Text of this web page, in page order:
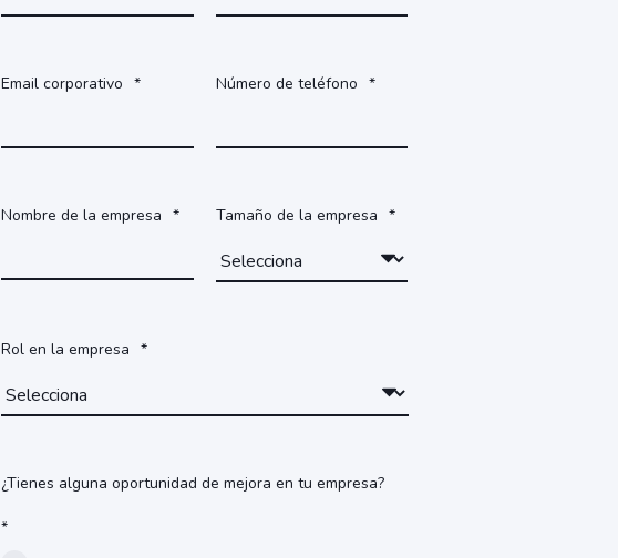
Email corporativo * Número de teléfono *
Nombre de la empresa * Tamaño de la empresa *
Rol en la empresa *
¿Tienes alguna oportunidad de mejora en tu empresa?
*